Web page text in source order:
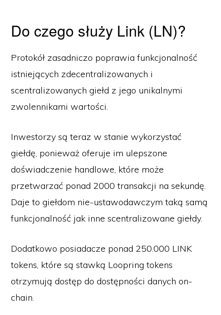
Do czego służy Link (LN)?
Protokół zasadniczo poprawia funkcjonalność
istniejących zdecentralizowanych i
scentralizowanych giełd z jego unikalnymi
zwolennikami wartości.
Inwestorzy są teraz w stanie wykorzystać
giełdę, ponieważ oferuje im ulepszone
doświadczenie handlowe, które może
przetwarzać ponad 2000 transakcji na sekundę.
Daje to giełdom nie-ustawodawczym taką samą
funkcjonalność jak inne scentralizowane giełdy.
Dodatkowo posiadacze ponad 250.000 LINK
tokens, które są stawką Loopring tokens
otrzymują dostęp do dostępności danych on-
chain.